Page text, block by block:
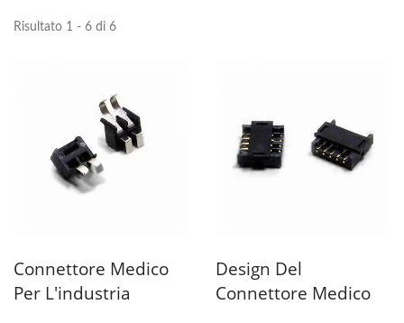
Risultato 1 - 6 di 6
Connettore Medico
Per L'industria
Design Del
Connettore Medico